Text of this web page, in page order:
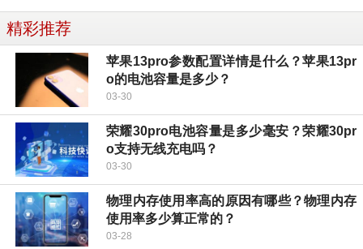
精彩推荐
苹果13pro参数配置详情是什么？苹果13pr
o的电池容量是多少？
03-30
荣耀30pro电池容量是多少毫安？荣耀30pr
o支持无线充电吗？
03-30
物理内存使用率高的原因有哪些？物理内存
使用率多少算正常的？
03-28